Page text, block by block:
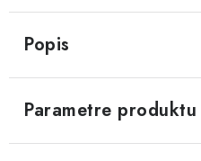
Popis
Parametre produktu